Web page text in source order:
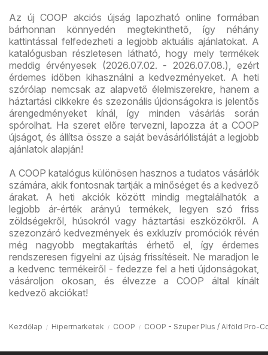
Az új COOP akciós újság lapozható online formában
bárhonnan könnyedén megtekinthető, így néhány
kattintással felfedezheti a legjobb aktuális ajánlatokat. A
katalógusban részletesen látható, hogy mely termékek
meddig érvényesek (2026.07.02. - 2026.07.08.), ezért
érdemes időben kihasználni a kedvezményeket. A heti
szórólap nemcsak az alapvető élelmiszerekre, hanem a
háztartási cikkekre és szezonális újdonságokra is jelentős
árengedményeket kínál, így minden vásárlás során
spórolhat. Ha szeret előre tervezni, lapozza át a COOP
újságot, és állítsa össze a saját bevásárlólistáját a legjobb
ajánlatok alapján!
A COOP katalógus különösen hasznos a tudatos vásárlók
számára, akik fontosnak tartják a minőséget és a kedvező
árakat. A heti akciók között mindig megtalálhatók a
legjobb ár-érték arányú termékek, legyen szó friss
zöldségekről, húsokról vagy háztartási eszközökről. A
szezonzáró kedvezmények és exkluzív promóciók révén
még nagyobb megtakarítás érhető el, így érdemes
rendszeresen figyelni az újság frissítéseit. Ne maradjon le
a kedvenc termékeiről - fedezze fel a heti újdonságokat,
vásároljon okosan, és élvezze a COOP által kínált
kedvező akciókat!
Kezdőlap Hipermarketek COOP COOP - Szuper Plus / Alföld Pro-